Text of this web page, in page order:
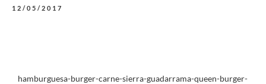
12/05/2017
hamburguesa-burger-carne-sierra-guadarrama-queen-burger-